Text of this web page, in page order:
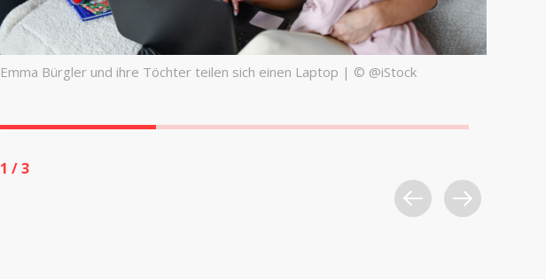
Die Schwestern gehen zusammen durch dick und dünn. | © @iStock
2 /3